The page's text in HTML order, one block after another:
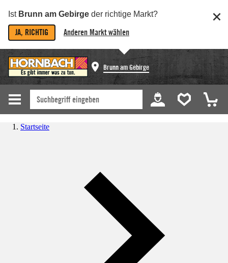
Ist Brunn am Gebirge der richtige Markt?
JA, RICHTIG Anderen Markt wählen
Brunn am Gebirge
Startseite